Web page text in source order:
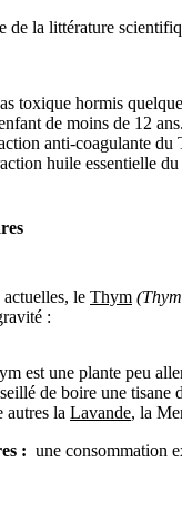
de la littérature
toxique hormis
de moins de 12
anti-coagulante
huile essentielle
actuelles, le Thym
:
est une plante peu
de boire une
autres la Lavande, la
: une consommation